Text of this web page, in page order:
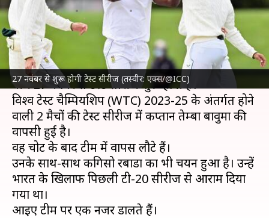
27 नवंबर से शुरू होगी टेस्ट सीरीज (तस्वीर: एक्स/@ICC)
अंकित पसबोला Nov 19, 2024 03:04 pm
क्या है खबर?
श्रीलंका क्रिकेट टीमऔरदक्षिण अफ्रीका क्रिकेट टीमके
बीच 27 नवंबर से टेस्ट सीरीज शुरू होनी है।
विश्व टेस्ट चैम्पियशिप (WTC) 2023-25 के अंतर्गत होने
वाली 2 मैचों की टेस्ट सीरीज में कप्तान तेम्बा बावुमा की
वापसी हुई है।
वह चोट के बाद टीम में वापस लौटे हैं।
उनके साथ-साथ कगिसो रबाडा का भी चयन हुआ है। उन्हें
भारत के खिलाफ पिछली टी-20 सीरीज से आराम दिया
गया था।